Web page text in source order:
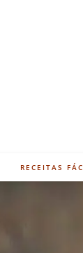
RECEITAS